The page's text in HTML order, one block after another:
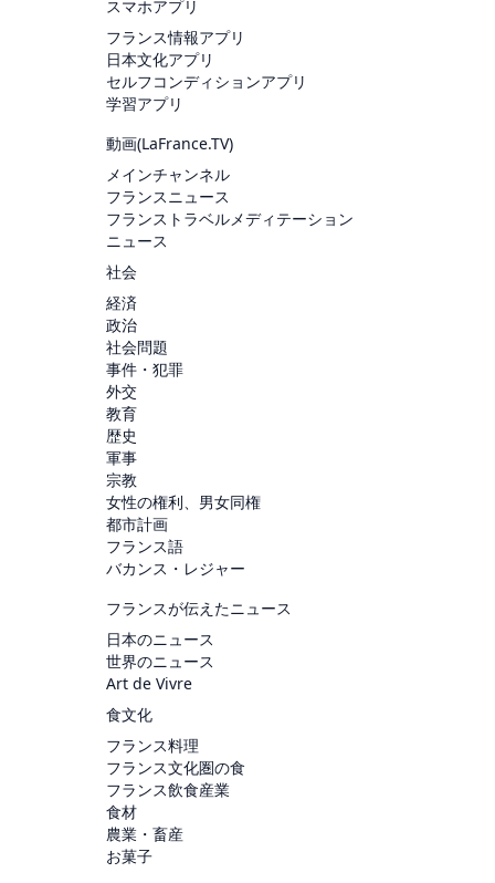
スマホアプリ
フランス情報アプリ
日本文化アプリ
セルフコンディションアプリ
学習アプリ
動画(LaFrance.TV)
メインチャンネル
フランスニュース
フランストラベルメディテーション
ニュース
社会
経済
政治
社会問題
事件・犯罪
外交
教育
歴史
軍事
宗教
女性の権利、男女同権
都市計画
フランス語
バカンス・レジャー
フランスが伝えたニュース
日本のニュース
世界のニュース
Art de Vivre
食文化
フランス料理
フランス文化圏の食
フランス飲食産業
食材
農業・畜産
お菓子